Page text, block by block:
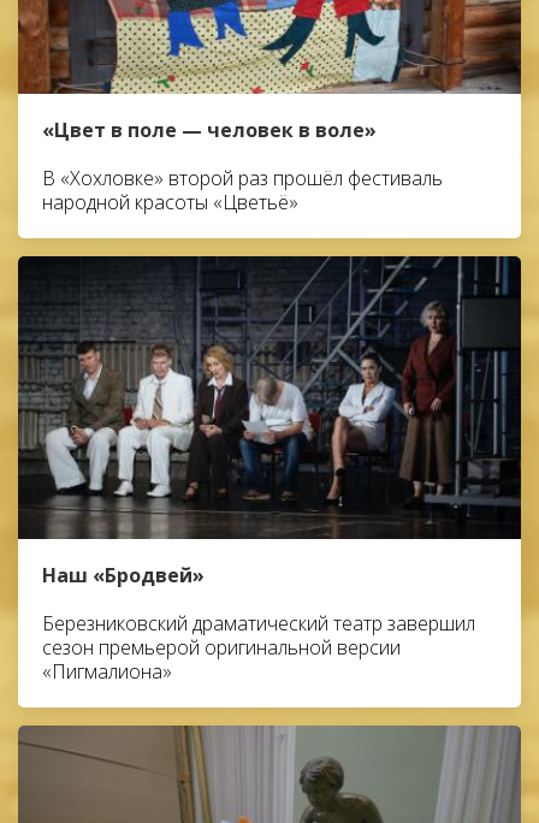
«Цвет в поле — человек в воле»
В «Хохловке» второй раз прошёл фестиваль
народной красоты «Цветьё»
Наш «Бродвей»
Березниковский драматический театр завершил
сезон премьерой оригинальной версии
«Пигмалиона»